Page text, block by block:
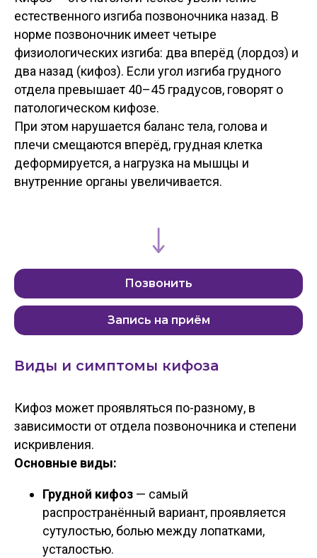
естественного изгиба позвоночника назад. В
норме позвоночник имеет четыре
физиологических изгиба: два вперёд (лордоз) и
два назад (кифоз). Если угол изгиба грудного
отдела превышает 40–45 градусов, говорят о
патологическом кифозе.
При этом нарушается баланс тела, голова и
плечи смещаются вперёд, грудная клетка
деформируется, а нагрузка на мышцы и
внутренние органы увеличивается.
Позвонить
Запись на приём
Виды и симптомы кифоза
Кифоз может проявляться по-разному, в
зависимости от отдела позвоночника и степени
искривления.
Основные виды:
Грудной кифоз — самый
распространённый вариант, проявляется
сутулостью, болью между лопатками,
усталостью.